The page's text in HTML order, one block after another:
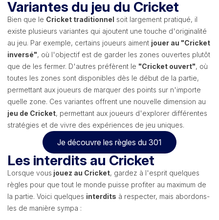
Variantes du jeu du Cricket
Bien que le Cricket traditionnel soit largement pratiqué, il
existe plusieurs variantes qui ajoutent une touche d'originalité
au jeu. Par exemple, certains joueurs aiment jouer au "Cricket
inversé", où l'objectif est de garder les zones ouvertes plutôt
que de les fermer. D'autres préfèrent le "Cricket ouvert", où
toutes les zones sont disponibles dès le début de la partie,
permettant aux joueurs de marquer des points sur n'importe
quelle zone. Ces variantes offrent une nouvelle dimension au
jeu de Cricket, permettant aux joueurs d'explorer différentes
stratégies et de vivre des expériences de jeu uniques.
Je découvre les règles du 301
Les interdits au Cricket
Lorsque vous jouez au Cricket, gardez à l'esprit quelques
règles pour que tout le monde puisse profiter au maximum de
la partie. Voici quelques interdits à respecter, mais abordons-
les de manière sympa :